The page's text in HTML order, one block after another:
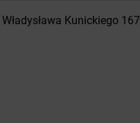
Władysława Kunickiego 167